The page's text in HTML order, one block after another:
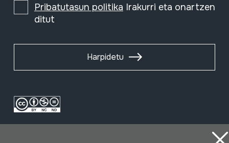
Pribatutasun politika Irakurri eta onartzen
ditut
Harpidetu